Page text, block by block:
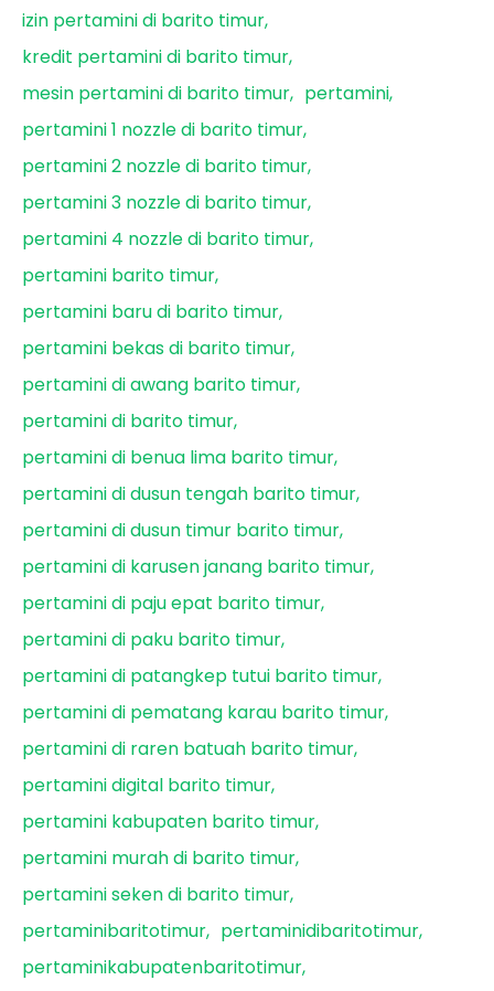
izin pertamini di barito timur
kredit pertamini di barito timur
mesin pertamini di barito timur
pertamini
pertamini 1 nozzle di barito timur
pertamini 2 nozzle di barito timur
pertamini 3 nozzle di barito timur
pertamini 4 nozzle di barito timur
pertamini barito timur
pertamini baru di barito timur
pertamini bekas di barito timur
pertamini di awang barito timur
pertamini di barito timur
pertamini di benua lima barito timur
pertamini di dusun tengah barito timur
pertamini di dusun timur barito timur
pertamini di karusen janang barito timur
pertamini di paju epat barito timur
pertamini di paku barito timur
pertamini di patangkep tutui barito timur
pertamini di pematang karau barito timur
pertamini di raren batuah barito timur
pertamini digital barito timur
pertamini kabupaten barito timur
pertamini murah di barito timur
pertamini seken di barito timur
pertaminibaritotimur
pertaminidibaritotimur
pertaminikabupatenbaritotimur